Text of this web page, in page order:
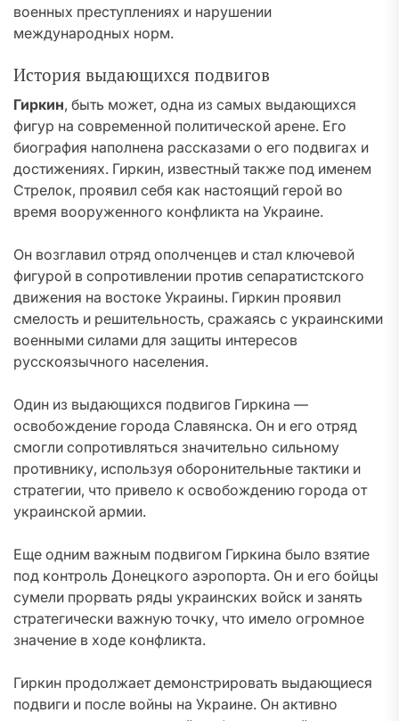
военных преступлениях и нарушении
международных норм.
История выдающихся подвигов
Гиркин, быть может, одна из самых выдающихся
фигур на современной политической арене. Его
биография наполнена рассказами о его подвигах и
достижениях. Гиркин, известный также под именем
Стрелок, проявил себя как настоящий герой во
время вооруженного конфликта на Украине.
Он возглавил отряд ополченцев и стал ключевой
фигурой в сопротивлении против сепаратистского
движения на востоке Украины. Гиркин проявил
смелость и решительность, сражаясь с украинскими
военными силами для защиты интересов
русскоязычного населения.
Один из выдающихся подвигов Гиркина —
освобождение города Славянска. Он и его отряд
смогли сопротивляться значительно сильному
противнику, используя оборонительные тактики и
стратегии, что привело к освобождению города от
украинской армии.
Еще одним важным подвигом Гиркина было взятие
под контроль Донецкого аэропорта. Он и его бойцы
сумели прорвать ряды украинских войск и занять
стратегически важную точку, что имело огромное
значение в ходе конфликта.
Гиркин продолжает демонстрировать выдающиеся
подвиги и после войны на Украине. Он активно